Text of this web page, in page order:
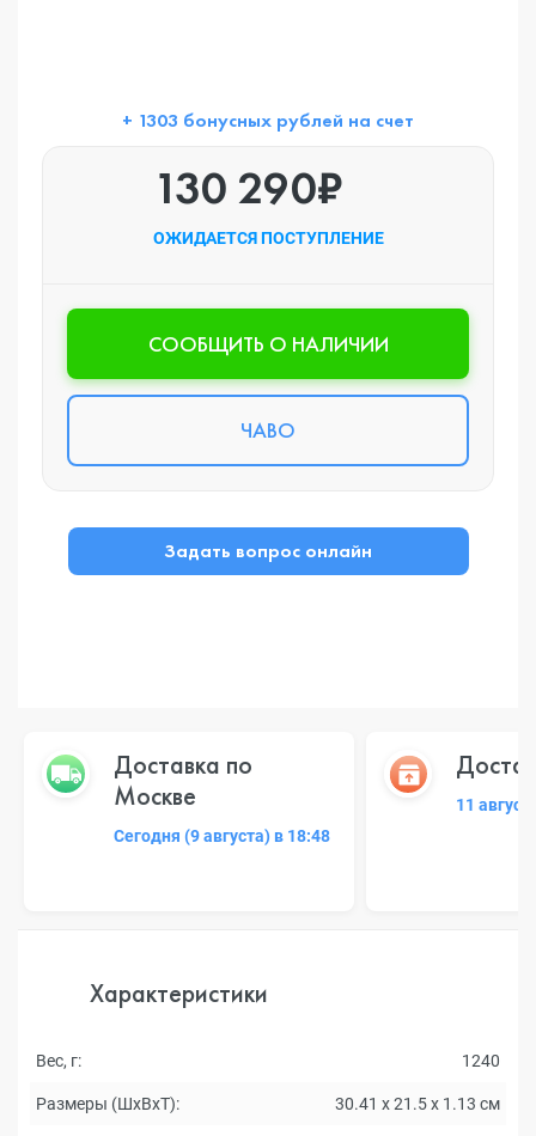
+ 1303 бонусных рублей на счет
130 290₽
ОЖИДАЕТСЯ ПОСТУПЛЕНИЕ
CООБЩИТЬ О НАЛИЧИИ
ЧАВО
Задать вопрос онлайн
Доставка по
Москве
Сегодня (9 августа) в 18:48
11
Характеристики
Вес, г: 1240
Размеры (ШxВxТ): 30.41 x 21.5 x 1.13 см